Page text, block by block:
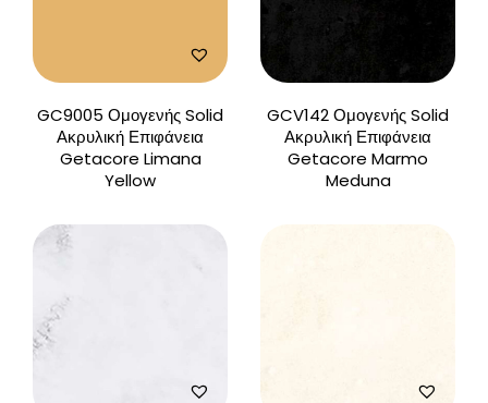
GC9005 Ομογενής Solid
Ακρυλική Επιφάνεια
Getacore Limana
Yellow
GCV142 Ομογενής Solid
Ακρυλική Επιφάνεια
Getacore Marmo
Meduna